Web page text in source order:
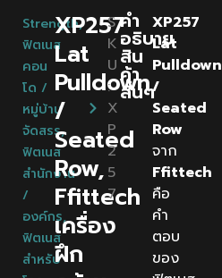
Strength,
ฟิตเนส
คอน
โด /
หมู่บ้าน
จัดสรร,
ฟิตเนส
สำนักงาน
/
องค์กร,
ฟิตเนส
สำหรับ
XP257
Lat
Pulldown
/
Seated
Row,
Ffittech
เครื่อง
ฝึก
S
K
U
:
X
P
2
5
7
คํา
อธิบาย
สิน
ค้า
สั้นๆ
XP257
Lat
Pulldown
/
Seated
Row
จาก
Ffittech
คือ
คำ
ตอบ
ของ